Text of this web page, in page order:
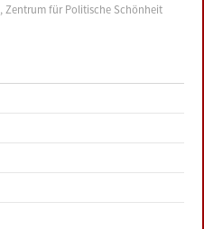
,Zentrum für Politische Schönheit